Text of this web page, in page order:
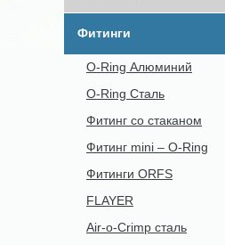
Фитинги
O-Ring Алюминий
O-Ring Сталь
Фитинг со стаканом
Фитинг mini – O-Ring
Фитинги ORFS
FLAYER
Air-o-Crimp сталь